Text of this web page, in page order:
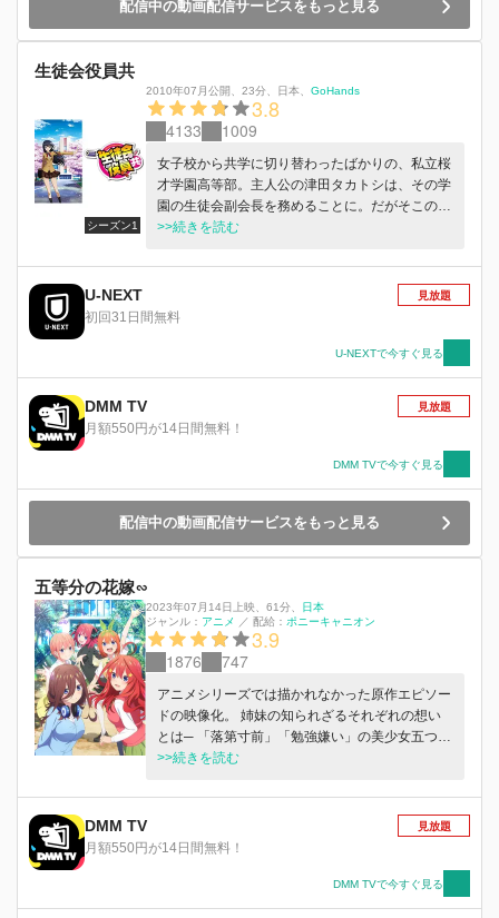
配信中の動画配信サービスをもっと見る
生徒会役員共
シーズン1
2010年07月公開 23分 日本 GoHands
3.8
4133 1009
女子校から共学に切り替わったばかりの、私立桜
才学園高等部。主人公の津田タカトシは、その学
園の生徒会副会長を務めることに。だがそこの生
徒会の先輩は、口を開けば下ネタしかでてこな
>>続きを読む
U-NEXT
初回31日間無料
見放題
U-NEXTで今すぐ見る
DMM TV
月額550円が14日間無料！
見放題
DMM TVで今すぐ見る
配信中の動画配信サービスをもっと見る
五等分の花嫁∽
2023年07月14日上映 61分
日本
ジャンル： アニメ ／ 配給： ポニーキャニオン
3.9
1876 747
アニメシリーズでは描かれなかった原作エピソー
ドの映像化。 姉妹の知られざるそれぞれの想い
とは─ 「落第寸前」「勉強嫌い」の美少女五つ子
を、 アルバイト家庭教師として「卒業」まで導
半年、最後の夏休みが始まろうとしていた。 そ
こで受験勉強に集中すべく、夏休み期間は家庭教
師のバイトを休むと告げた風太郎。 風太郎に会
から電話があり…!? かわいさ500％の五つ子ラブ
コメ、夏休み編──!!
>>続きを読む
DMM TV
月額550円が14日間無料！
見放題
DMM TVで今すぐ見る